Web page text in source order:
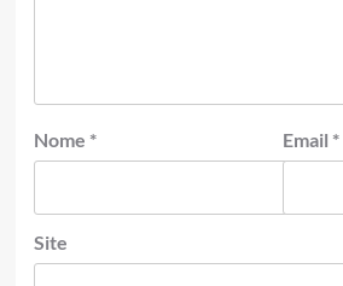
Nome * Email *
Site